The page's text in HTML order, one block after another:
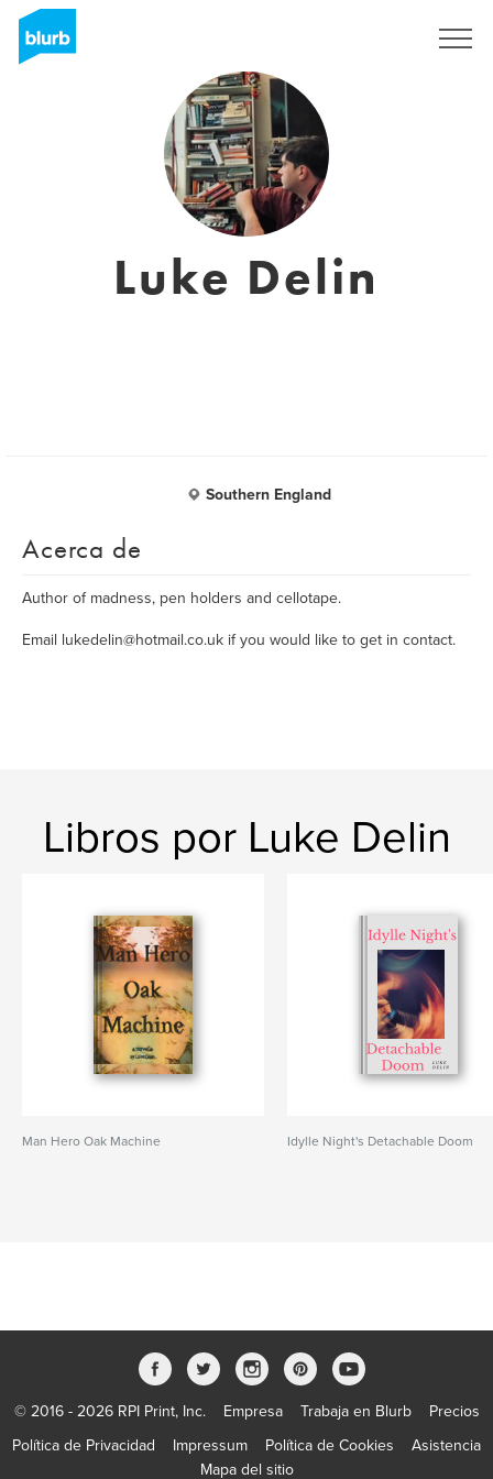
Luke Delin
Southern England
Acerca de
Author of madness, pen holders and cellotape.
Email lukedelin@hotmail.co.uk if you would like to get in contact.
Libros por Luke Delin
Man Hero Oak Machine Idylle Night's Detachable Doom
© 2016 - 2026 RPI Print, Inc. Empresa Trabaja en Blurb
Precios
Política de Privacidad
Impressum Política de Cookies
Asistencia
Mapa del sitio